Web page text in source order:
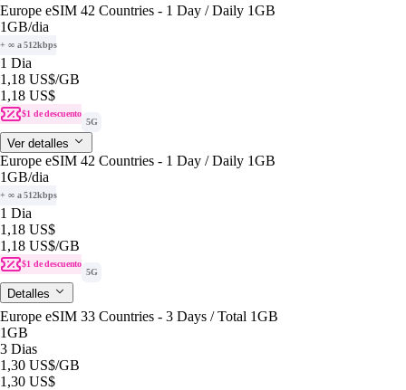
Europe eSIM 42 Countries - 1 Day / Daily 1GB
1GB/dia
+ ∞ a 512kbps
1 Dia
1,18 US$/GB
1,18 US$
$1 de descuento
5G
Ver detalles
Europe eSIM 42 Countries - 1 Day / Daily 1GB
1GB/dia
+ ∞ a 512kbps
1 Dia
1,18 US$
1,18 US$/GB
$1 de descuento
5G
Detalles
Europe eSIM 33 Countries - 3 Days / Total 1GB
1GB
3 Dias
1,30 US$/GB
1,30 US$